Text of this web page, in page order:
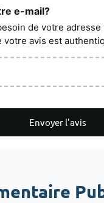
e-mail?
de votre
votre avis est
Envoyer l'avis